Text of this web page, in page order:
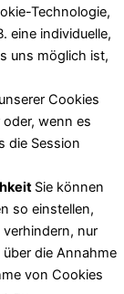
Technologie,
eine individuelle,
uns möglich ist,
Cookies
wenn es
die Session
Sie können
so einstellen,
nur
die Annahme
von Cookies